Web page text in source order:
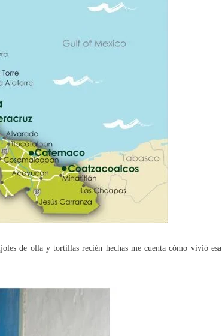
de olla y tortillas recién hechas me cuenta cómo vivió esa